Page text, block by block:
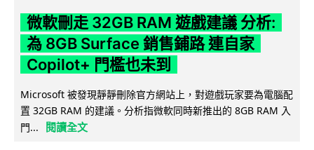
微軟刪走 32GB RAM 遊戲建議 分析:
為 8GB Surface 銷售鋪路 連自家
Copilot+ 門檻也未到
Microsoft 被發現靜靜刪除官方網站上，對遊戲玩家要為電腦配
置 32GB RAM 的建議。分析指微軟同時新推出的 8GB RAM 入
門...
閱讀全文